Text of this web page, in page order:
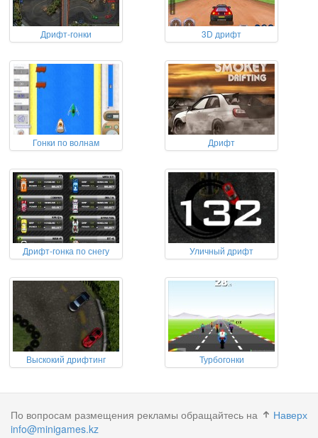
Дрифт-гонки 3D дрифт
Гонки по волнам Дрифт
Дрифт-гонка по снегу Уличный дрифт
Выскокий дрифтинг Турбогонки
Наверх
По вопросам размещения рекламы обращайтесь на
info@minigames.kz